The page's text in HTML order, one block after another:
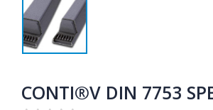
CONTI®V DIN 7753